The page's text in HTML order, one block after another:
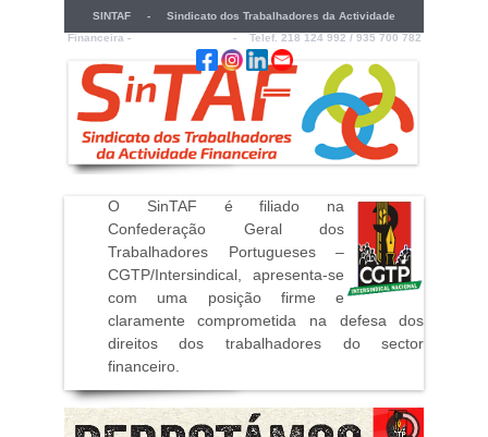
SINTAF - Sindicato dos Trabalhadores da Actividade
Financeira -
- Telef. 218 124 992 / 935 700 782
O SinTAF é filiado na
Confederação Geral dos
Trabalhadores Portugueses –
CGTP/Intersindical, apresenta-se
com uma posição firme e
claramente comprometida na defesa dos
direitos dos trabalhadores do sector
financeiro.